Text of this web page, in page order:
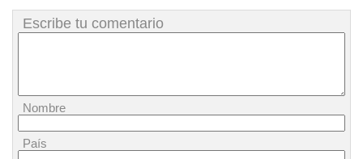
Escribe tu comentario
Nombre
País